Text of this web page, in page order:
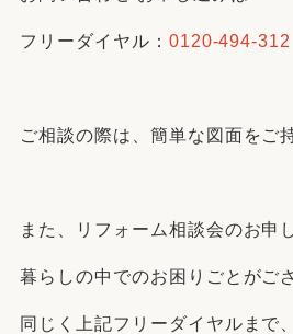
フリーダイヤル： 0120-494-312
ご相談の際は、簡単な図面をご
また、リフォーム相談会のお申
暮らしの中でのお困りごとがご
同じく上記フリーダイヤルまで